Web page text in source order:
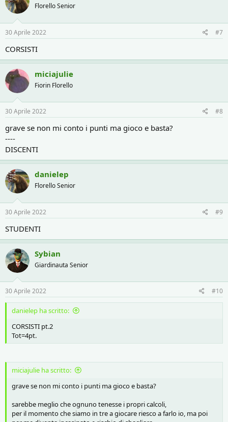
Florello Senior
30 Aprile 2022 #7
CORSISTI
miciajulie
Fiorin Florello
30 Aprile 2022 #8
grave se non mi conto i punti ma gioco e basta?
----
DISCENTI
danielep
Florello Senior
30 Aprile 2022 #9
STUDENTI
Sybian
Giardinauta Senior
30 Aprile 2022 #10
danielep ha scritto:
CORSISTI pt.2
Tot=4pt.
miciajulie ha scritto:
grave se non mi conto i punti ma gioco e basta?
sarebbe meglio che ognuno tenesse i propri calcoli,
per il momento che siamo in tre a giocare riesco a farlo io, ma poi